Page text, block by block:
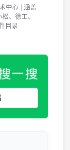
中心 | 涵盖
、徐工、
目录
5日